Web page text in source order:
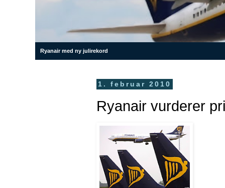
Ryanair med ny julirekord
1. februar 2010
Ryanair vurderer